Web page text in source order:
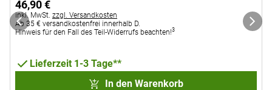
46,90€
Steuerhinweis:
inkl. MwSt. zzgl. Versandkosten
Ab 35 € versandkostenfrei innerhalb D.
Hinweis für den Fall des Teil-Widerrufs beachten!3
Lieferzeit 1-3 Tage**
In den Warenkorb